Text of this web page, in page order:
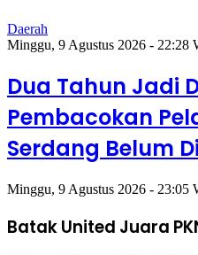
Daerah
Minggu, 9 Agustus 2026 - 22:28
Dua Tahun Jadi
Pembacokan
Serdang Belum
Minggu, 9 Agustus 2026 - 23:05
Batak United Juara